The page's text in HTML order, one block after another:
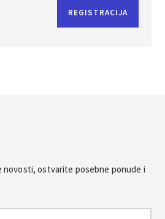
REGISTRACIJA
novosti, ostvarite posebne ponude i